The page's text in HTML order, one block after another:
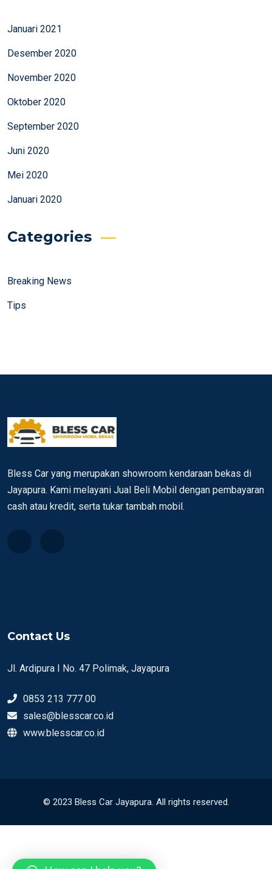
Januari 2021
Desember 2020
November 2020
Oktober 2020
September 2020
Juni 2020
Mei 2020
Januari 2020
Categories
Breaking News
Tips
Bless Car yang merupakan showroom kendaraan bekas di
Jayapura. Kami melayani Jual Beli Mobil dengan pembayaran
cash atau kredit, serta tukar tambah mobil.
Contact Us
Jl. Ardipura I No. 47 Polimak, Jayapura
0853 213 777 00
sales@blesscar.co.id
www.blesscar.co.id
© 2023 Bless Car Jayapura. All rights reserved.